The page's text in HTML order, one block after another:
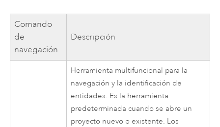
Comando
de
navegación
Descripción
Herramienta multifuncional para la
navegación y la identificación de
entidades. Es la herramienta
predeterminada cuando se abre un
proyecto nuevo o existente. Los